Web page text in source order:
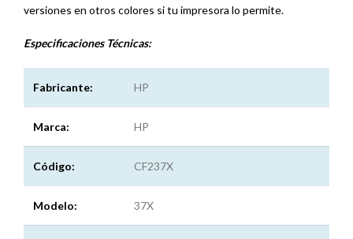
versiones en otros colores si tu impresora lo permite.
Especificaciones Técnicas:
Fabricante: HP
Marca: HP
Código: CF237X
Modelo: 37X